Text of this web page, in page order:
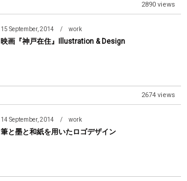
2890 views
15 September, 2014 work
映画『神戸在住』Illustration & Design
2674 views
14 September, 2014 work
筆と墨と和紙を用いたロゴデザイン